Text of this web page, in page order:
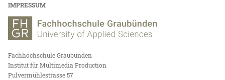
IMPRESSUM
Fachhochschule Graubünden
Institut für Multimedia Production
Pulvermühlestrasse 57